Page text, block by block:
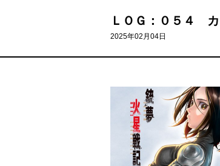
ＬＯＧ：０５４ カ
2025年02月04日